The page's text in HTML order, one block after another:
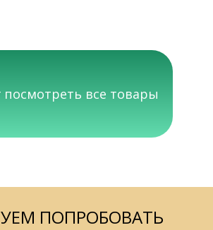
посмотреть все товары
ПОПРОБОВАТЬ